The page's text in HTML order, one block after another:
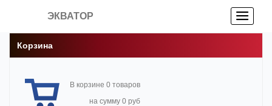
ЭКВАТОР
Корзина
В корзине 0 товаров
на сумму 0 руб